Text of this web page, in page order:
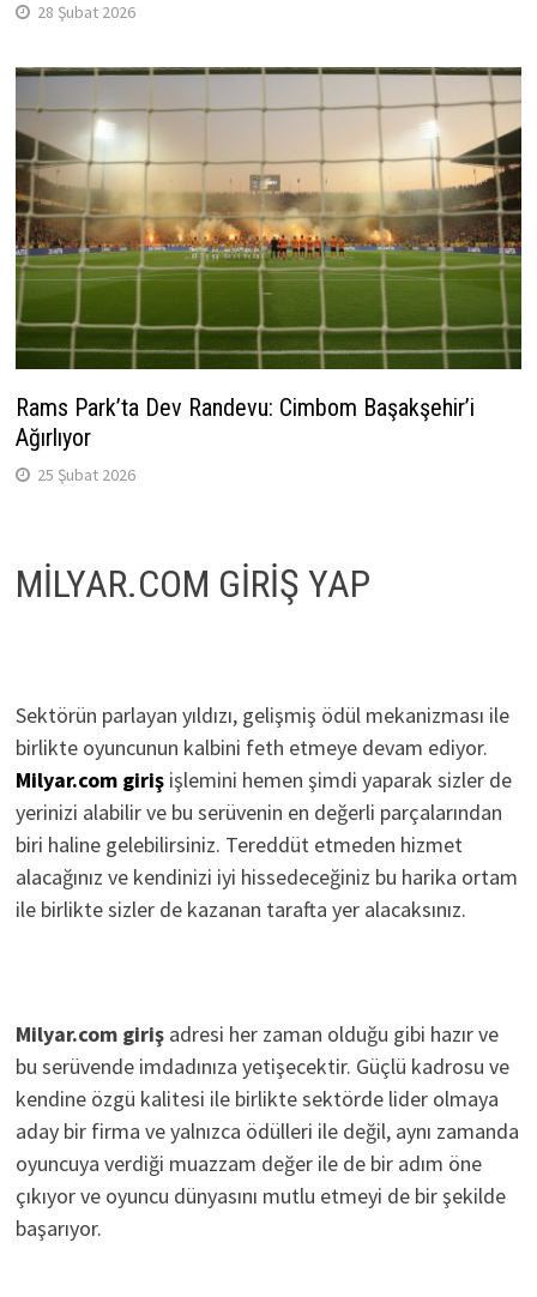
28 Şubat 2026
Rams Park’ta Dev Randevu: Cimbom Başakşehir’i
Ağırlıyor
25 Şubat 2026
MİLYAR.COM GİRİŞ YAP
Sektörün parlayan yıldızı, gelişmiş ödül mekanizması ile
birlikte oyuncunun kalbini feth etmeye devam ediyor.
Milyar.com giriş işlemini hemen şimdi yaparak sizler de
yerinizi alabilir ve bu serüvenin en değerli parçalarından
biri haline gelebilirsiniz. Tereddüt etmeden hizmet
alacağınız ve kendinizi iyi hissedeceğiniz bu harika ortam
ile birlikte sizler de kazanan tarafta yer alacaksınız.
Milyar.com giriş adresi her zaman olduğu gibi hazır ve
bu serüvende imdadınıza yetişecektir. Güçlü kadrosu ve
kendine özgü kalitesi ile birlikte sektörde lider olmaya
aday bir firma ve yalnızca ödülleri ile değil, aynı zamanda
oyuncuya verdiği muazzam değer ile de bir adım öne
çıkıyor ve oyuncu dünyasını mutlu etmeyi de bir şekilde
başarıyor.